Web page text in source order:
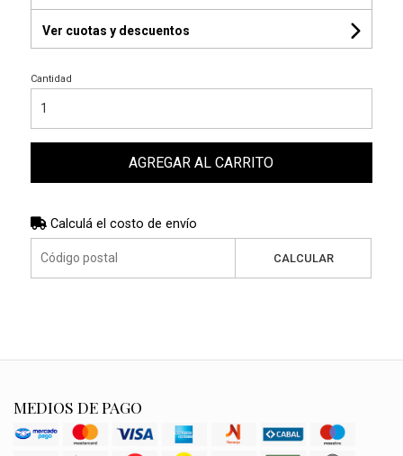
Ver cuotas y descuentos
Cantidad
AGREGAR AL CARRITO
Calculá el costo de envío
CALCULAR
MEDIOS DE PAGO